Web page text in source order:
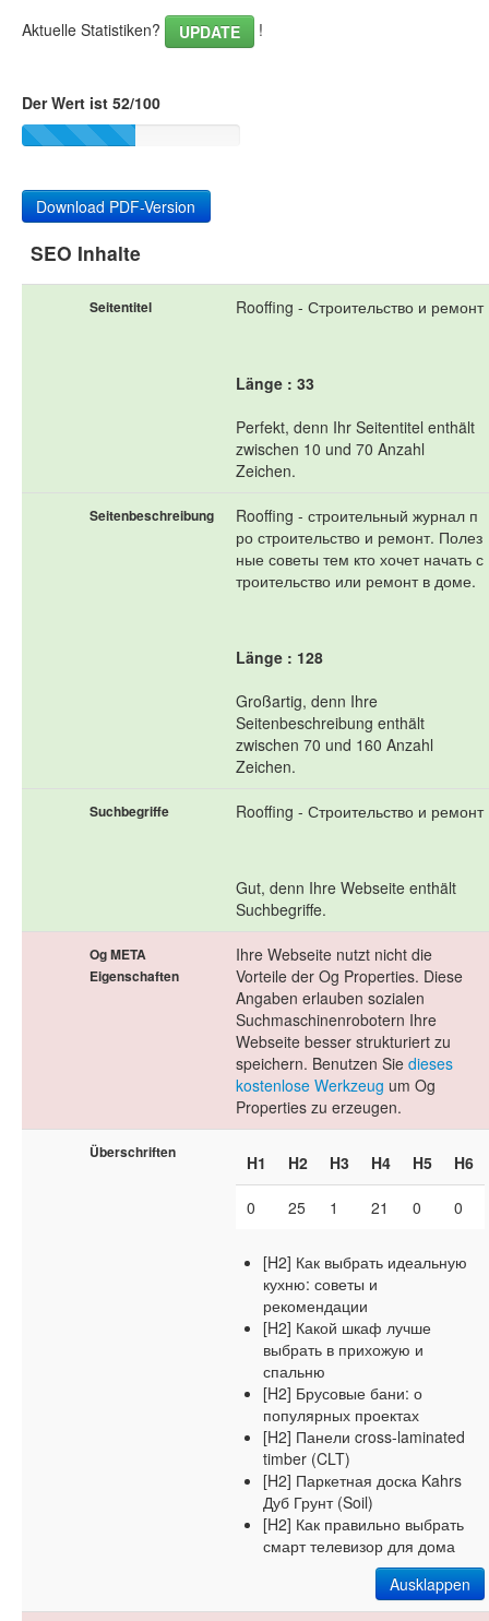
Mobile
PageSpeed Insights
Aktuelle Statistiken? UPDATE !
Der Wert ist 52/100
Download PDF-Version
SEO Inhalte
Seitentitel Rooffing - Строительство и ремонт
Länge : 33
Perfekt, denn Ihr Seitentitel enthält
zwischen 10 und 70 Anzahl
Zeichen.
Seitenbeschreibung
Rooffing - строительный журнал п
ро строительство и ремонт. Полез
ные советы тем кто хочет начать с
троительство или ремонт в доме.
Länge : 128
Großartig, denn Ihre
Seitenbeschreibung enthält
zwischen 70 und 160 Anzahl
Zeichen.
Suchbegriffe Rooffing - Строительство и ремонт
Gut, denn Ihre Webseite enthält
Suchbegriffe.
Og META
Eigenschaften
Ihre Webseite nutzt nicht die
Vorteile der Og Properties. Diese
Angaben erlauben sozialen
Suchmaschinenrobotern Ihre
Webseite besser strukturiert zu
speichern. Benutzen Sie dieses
kostenlose Werkzeug um Og
Properties zu erzeugen.
Überschriften H1 H2 H3 H4 H5 H6
0 25 1 21 0 0
[H2] Как выбрать идеальную
кухню: советы и
рекомендации
[H2] Какой шкаф лучше
выбрать в прихожую и
спальню
[H2] Брусовые бани: о
популярных проектах
[H2] Панели cross-laminated
timber (CLT)
[H2] Паркетная доска Kahrs
Дуб Грунт (Soil)
[H2] Как правильно выбрать
смарт телевизор для дома
Ausklappen